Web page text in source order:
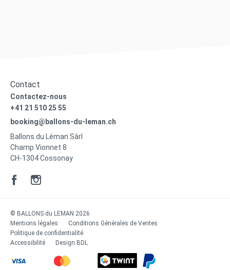
Contact
Contactez-nous
+41 21 510 25 55
booking@ballons-du-leman.ch
Ballons du Léman Sàrl
Champ Vionnet 8
CH-1304 Cossonay
© BALLONS du LEMAN 2026
Mentions légales
Conditions Générales de Ventes
Politique de confidentialité
Accessibilité
Design BDL